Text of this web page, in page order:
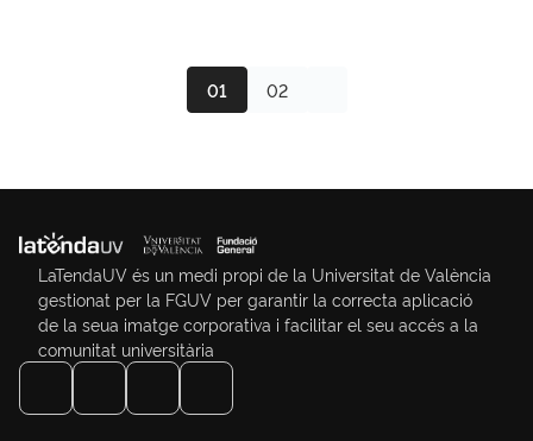
01 02
LaTendaUV és un medi propi de la Universitat de València
gestionat per la FGUV per garantir la correcta aplicació
de la seua imatge corporativa i facilitar el seu accés a la
comunitat universitària